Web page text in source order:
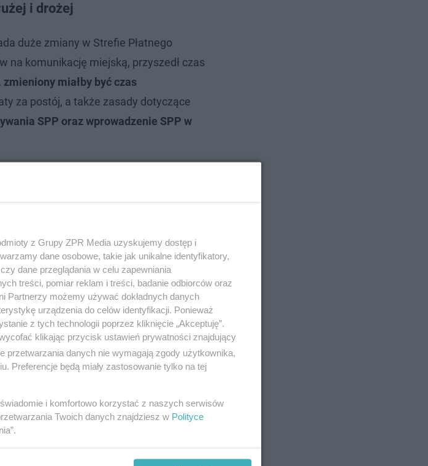
i drożej
duże zmiany w Strefie Płatnego
na komunikację miejską, przyszedł czas
zmieniony miałby być czas
za postój, a także zasady dotyczące
SPP oraz wprowadzenie SPP w
z Grupy ZPR Media uzyskujemy dostęp i
dane osobowe, takie jak unikalne identyfikatory,
dane przeglądania w celu zapewniania
treści, pomiar reklam i treści, badanie odbiorców oraz
Partnerzy możemy używać dokładnych danych
urządzenia do celów identyfikacji. Ponieważ
z tych technologii poprzez kliknięcie „Akceptuję”.
klikając przycisk ustawień prywatności znajdujący
przetwarzania danych nie wymagają zgody użytkownika,
Preferencje będą miały zastosowanie tylko na tej
i komfortowo korzystać z naszych serwisów
Twoich danych znajdziesz w Polityce